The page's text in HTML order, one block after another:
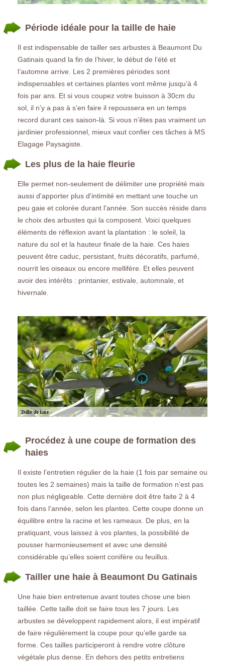
Période idéale pour la taille de haie
Il est indispensable de tailler ses arbustes à Beaumont Du
Gatinais quand la fin de l’hiver, le début de l’été et
l’automne arrive. Les 2 premières périodes sont
indispensables et certaines plantes vont même jusqu’à 4
fois par ans. Et si vous coupez votre buisson à 30cm du
sol, il n’y a pas à s’en faire il repoussera en un temps
record durant ces saison-là. Si vous n’êtes pas vraiment un
jardinier professionnel, mieux vaut confier ces tâches à MS
Elagage Paysagiste.
Les plus de la haie fleurie
Elle permet non-seulement de délimiter une propriété mais
aussi d'apporter plus d'intimité en mettant une touche un
peu gaie et colorée durant l'année. Son succès réside dans
le choix des arbustes qui la composent. Voici quelques
éléments de réflexion avant la plantation : le soleil, la
nature du sol et la hauteur finale de la haie. Ces haies
peuvent être caduc, persistant, fruits décoratifs, parfumé,
nourrit les oiseaux ou encore mellifère. Et elles peuvent
avoir des intérêts : printanier, estivale, automnale, et
hivernale.
Procédez à une coupe de formation des
haies
Il existe l’entretien régulier de la haie (1 fois par semaine ou
toutes les 2 semaines) mais la taille de formation n’est pas
non plus négligeable. Cette dernière doit être faite 2 à 4
fois dans l’année, selon les plantes. Cette coupe donne un
équilibre entre la racine et les rameaux. De plus, en la
pratiquant, vous laissez à vos plantes, la possibilité de
pousser harmonieusement et avec une densité
considérable qu’elles soient conifère ou feuillus.
Tailler une haie à Beaumont Du Gatinais
Une haie bien entretenue avant toutes chose une bien
taillée. Cette taille doit se faire tous les 7 jours. Les
arbustes se développent rapidement alors, il est impératif
de faire régulièrement la coupe pour qu’elle garde sa
forme. Ces tailles participeront à rendre votre clôture
végétale plus dense. En dehors des petits entretiens